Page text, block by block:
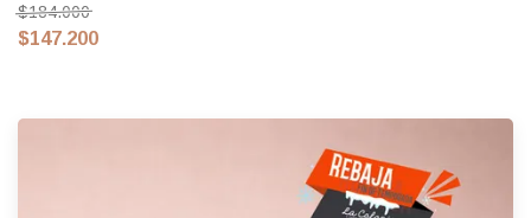
$184.000
$147.200